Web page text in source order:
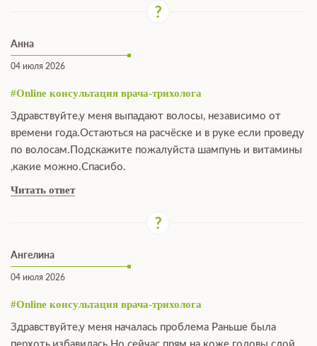
Анна
04 июля 2026
#Online консультация врача-трихолога
Здравствуйте,у меня выпадают волосы, независимо от
времени года.Остаються на расчёске и в руке если проведу
по волосам.Подскажите пожалуйста шампунь и витамины
,какие можно.Спасибо.
Читать ответ
Ангелина
04 июля 2026
#Online консультация врача-трихолога
Здравствуйте,у меня началась проблема Раньше была